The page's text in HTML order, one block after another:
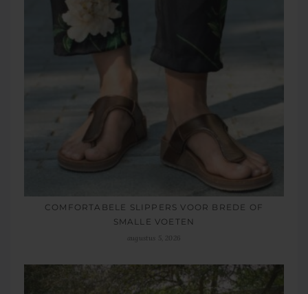
COMFORTABELE SLIPPERS VOOR BREDE OF
SMALLE VOETEN
augustus 5, 2026